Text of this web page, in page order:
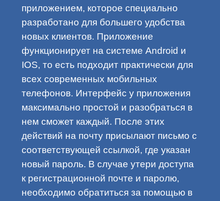
приложением, которое специально
разработано для большего удобства
новых клиентов. Приложение
функционирует на системе Android и
IOS, то есть подходит практически для
всех современных мобильных
телефонов. Интерфейс у приложения
максимально простой и разобраться в
нем сможет каждый. После этих
действий на почту присылают письмо с
соответствующей ссылкой, где указан
новый пароль. В случае утери доступа
к регистрационной почте и паролю,
необходимо обратиться за помощью в